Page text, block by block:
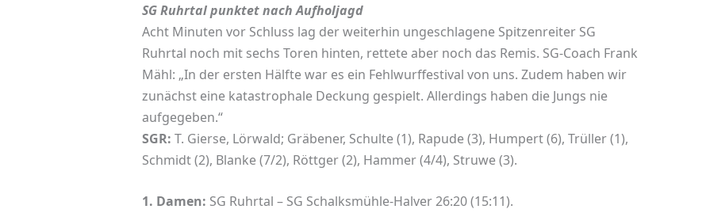
SG Ruhrtal punktet nach Aufholjagd
Acht Minuten vor Schluss lag der weiterhin ungeschlagene Spitzenreiter SG
Ruhrtal noch mit sechs Toren hinten, rettete aber noch das Remis. SG-Coach Frank
Mähl: „In der ersten Hälfte war es ein Fehlwurffestival von uns. Zudem haben wir
zunächst eine katastrophale Deckung gespielt. Allerdings haben die Jungs nie
aufgegeben.“
SGR: T. Gierse, Lörwald; Gräbener, Schulte (1), Rapude (3), Humpert (6), Trüller (1),
Schmidt (2), Blanke (7/2), Röttger (2), Hammer (4/4), Struwe (3).
1. Damen: SG Ruhrtal – SG Schalksmühle-Halver 26:20 (15:11).